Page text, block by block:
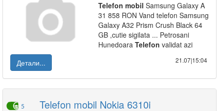
Telefon mobil Samsung Galaxy A
31 858 RON Vand telefon Samsung
Galaxy A32 Prism Crush Black 64
GB ,cutie sigilata ... Petrosani
Hunedoara Telefon validat azi
Детали...
21.07|15:04
5 Telefon mobil Nokia 6310i